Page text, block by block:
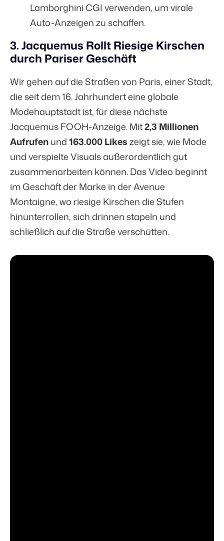
Lamborghini CGI verwenden, um virale
Auto-Anzeigen zu schaffen.
3. Jacquemus Rollt Riesige Kirschen
durch Pariser Geschäft
Wir gehen auf die Straßen von Paris, einer Stadt,
die seit dem16. Jahrhunderteine globale
Modehauptstadt ist, für diese nächste
Jacquemus FOOH-Anzeige. Mit2,3 Millionen
Aufrufenund163.000 Likeszeigt sie, wie Mode
und verspielte Visuals außerordentlich gut
zusammenarbeiten können. Das Video beginnt
im Geschäft der Marke in der Avenue
Montaigne, wo riesige Kirschen die Stufen
hinunterrollen, sich drinnen stapeln und
schließlich auf die Straße verschütten.